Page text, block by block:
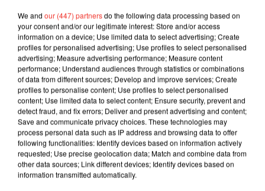
LES INTERVIEWS CHANTE
FRANCE
Voir plus
We and our (447) partnersdo the following data processing based on
your consent and/or our legitimate interest: Store and/or access
information on a device; Use limited data to select advertising; Create
profiles for personalised advertising; Use profiles to select personalised
advertising; Measure advertising performance; Measure content
performance; Understand audiences through statistics or combinations
of data from different sources; Develop and improve services; Create
profiles to personalise content; Use profiles to select personalised
content; Use limited data to select content; Ensure security, prevent and
detect fraud, and fix errors; Deliver and present advertising and content;
Save and communicate privacy choices. These technologies may
process personal data such as IP address and browsing data to offer
following functionalities: Identify devices based on information actively
requested; Use precise geolocation data; Match and combine data from
other data sources; Link different devices; Identify devices based on
information transmitted automatically.